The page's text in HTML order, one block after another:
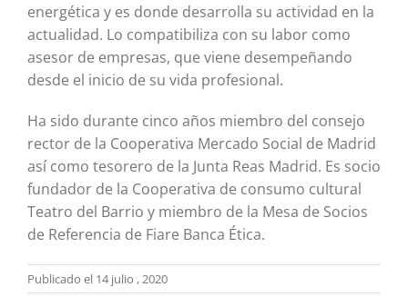
energética y es donde desarrolla su actividad en la
actualidad. Lo compatibiliza con su labor como
asesor de empresas, que viene desempeñando
desde el inicio de su vida profesional.
Ha sido durante cinco años miembro del consejo
rector de la Cooperativa Mercado Social de Madrid
así como tesorero de la Junta Reas Madrid. Es socio
fundador de la Cooperativa de consumo cultural
Teatro del Barrio y miembro de la Mesa de Socios
de Referencia de Fiare Banca Ética.
Publicado el 14 julio , 2020